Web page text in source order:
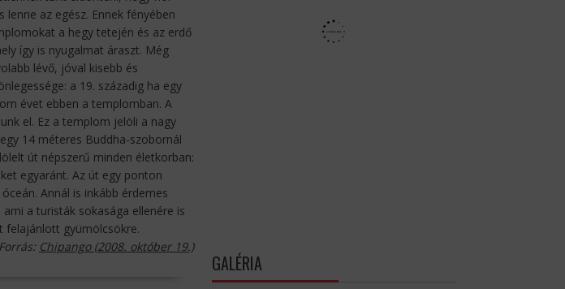
az egész. Ennek fényében
a hegy tetején és az erdő
így is nyugalmat áraszt. Még
lévő, jóval kisebb és
a 19. századig ha egy
évet ebben a templomban. A
el. Ez a templom jelöli a nagy
14 méteres Buddha-szobornál
út népszerű minden életkorban:
egyaránt. Az út egy ponton
Annál is inkább érdemes
a turisták sokasága ellenére is
felajánlott gyümölcsökre.
Forrás: Chipango (2008. október 19.)
GALÉRIA